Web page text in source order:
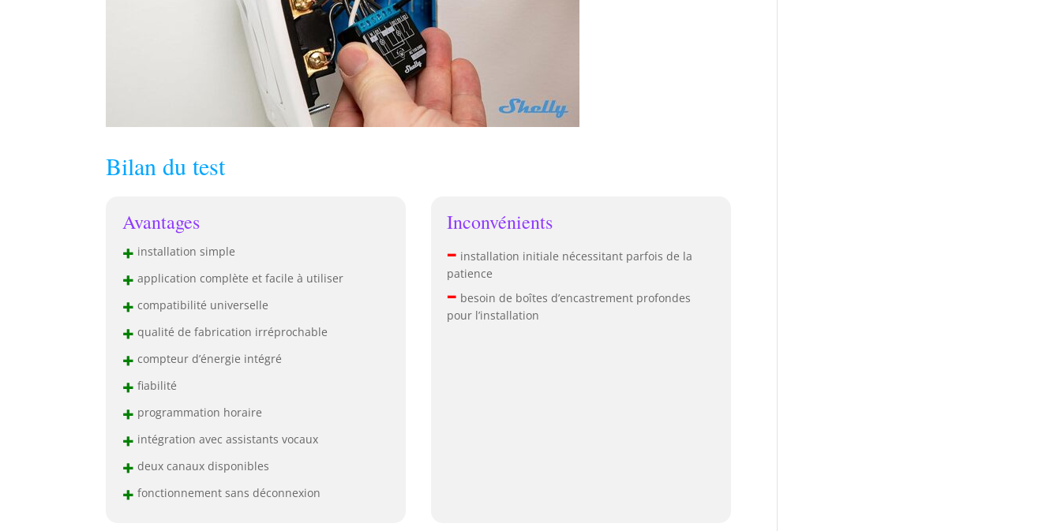
Bilan du test
Avantages
+ installation simple
+ application complète et facile à utiliser
+ compatibilité universelle
+ qualité de fabrication irréprochable
+ compteur d’énergie intégré
+ fiabilité
+ programmation horaire
+ intégration avec assistants vocaux
+ deux canaux disponibles
+ fonctionnement sans déconnexion
Inconvénients
– installation initiale nécessitant parfois de la
patience
– besoin de boîtes d’encastrement profondes
pour l’installation